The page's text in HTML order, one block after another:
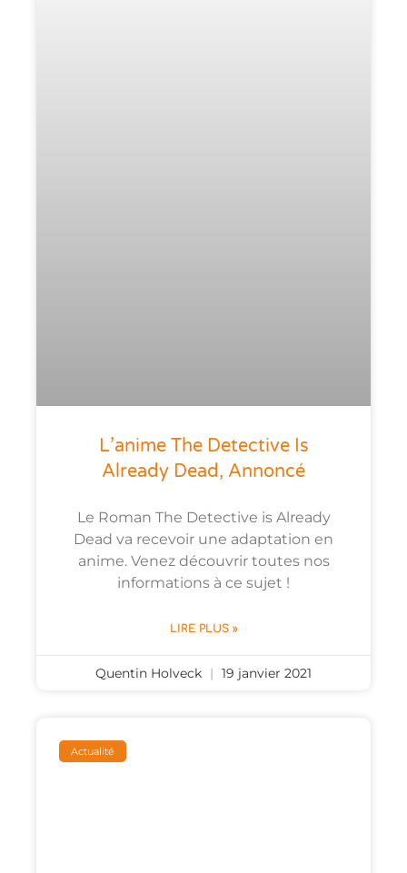
L’anime The Detective Is
Already Dead, Annoncé
Le Roman The Detective is Already
Dead va recevoir une adaptation en
anime. Venez découvrir toutes nos
informations à ce sujet !
LIRE PLUS »
Quentin Holveck 19 janvier 2021
Actualité